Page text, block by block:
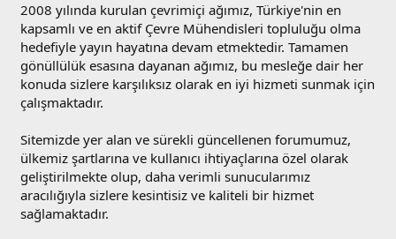
2008 yılında kurulan çevrimiçi ağımız, Türkiye'nin en
kapsamlı ve en aktif Çevre Mühendisleri topluluğu olma
hedefiyle yayın hayatına devam etmektedir. Tamamen
gönüllülük esasına dayanan ağımız, bu mesleğe dair her
konuda sizlere karşılıksız olarak en iyi hizmeti sunmak için
çalışmaktadır.
Sitemizde yer alan ve sürekli güncellenen forumumuz,
ülkemiz şartlarına ve kullanıcı ihtiyaçlarına özel olarak
geliştirilmekte olup, daha verimli sunucularımız
aracılığıyla sizlere kesintisiz ve kaliteli bir hizmet
sağlamaktadır.